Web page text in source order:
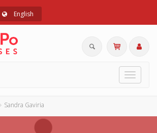
English
Toggle
Sandra Gaviria